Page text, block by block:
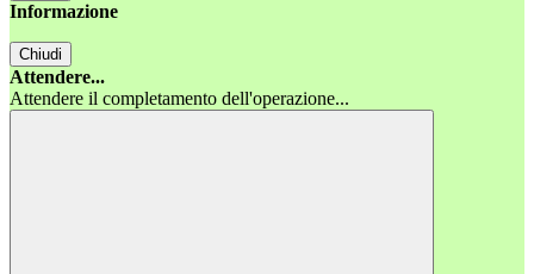
Informazione
Chiudi
Attendere...
Attendere il completamento dell'operazione...